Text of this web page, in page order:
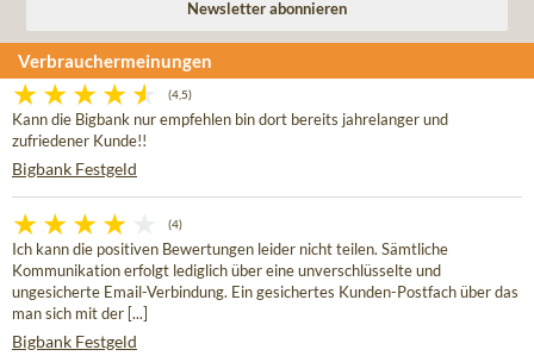
Verbrauchermeinungen
(4,5)
Kann die Bigbank nur empfehlen bin dort bereits jahrelanger und
zufriedener Kunde!!
Bigbank Festgeld
(4)
Ich kann die positiven Bewertungen leider nicht teilen. Sämtliche
Kommunikation erfolgt lediglich über eine unverschlüsselte und
ungesicherte Email-Verbindung. Ein gesichertes Kunden-Postfach über das
man sich mit der [...]
Bigbank Festgeld